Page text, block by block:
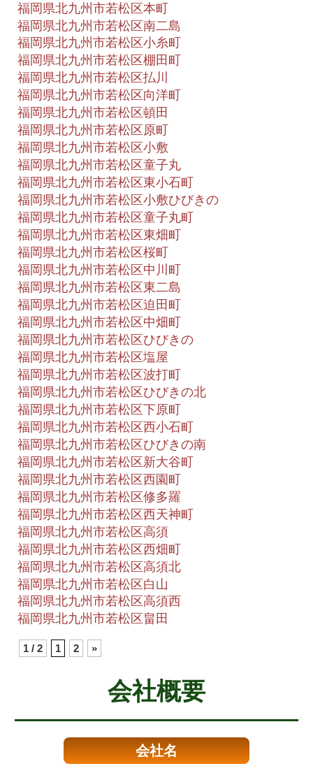
福岡県北九州市若松区本町
福岡県北九州市若松区南二島
福岡県北九州市若松区小糸町
福岡県北九州市若松区棚田町
福岡県北九州市若松区払川
福岡県北九州市若松区向洋町
福岡県北九州市若松区頓田
福岡県北九州市若松区原町
福岡県北九州市若松区小敷
福岡県北九州市若松区童子丸
福岡県北九州市若松区東小石町
福岡県北九州市若松区小敷ひびきの
福岡県北九州市若松区童子丸町
福岡県北九州市若松区東畑町
福岡県北九州市若松区桜町
福岡県北九州市若松区中川町
福岡県北九州市若松区東二島
福岡県北九州市若松区迫田町
福岡県北九州市若松区中畑町
福岡県北九州市若松区ひびきの
福岡県北九州市若松区塩屋
福岡県北九州市若松区波打町
福岡県北九州市若松区ひびきの北
福岡県北九州市若松区下原町
福岡県北九州市若松区西小石町
福岡県北九州市若松区ひびきの南
福岡県北九州市若松区新大谷町
福岡県北九州市若松区西園町
福岡県北九州市若松区修多羅
福岡県北九州市若松区西天神町
福岡県北九州市若松区高須
福岡県北九州市若松区西畑町
福岡県北九州市若松区高須北
福岡県北九州市若松区白山
福岡県北九州市若松区高須西
福岡県北九州市若松区畠田
1 / 2 1 2 »
会社概要
会社名